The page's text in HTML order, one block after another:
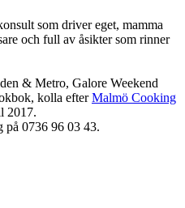
som driver eget, mamma
och full av åsikter som rinner
& Metro, Galore Weekend
kolla efterMalmö Cooking
2017.
på 0736 96 03 43.